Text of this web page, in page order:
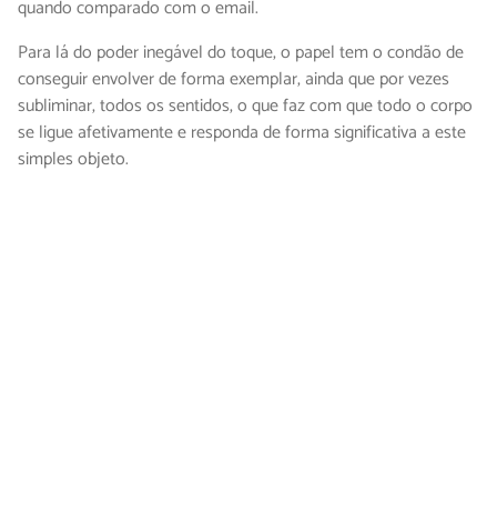
quando comparado com o email.
Para lá do poder inegável do toque, o papel tem o condão de
conseguir envolver de forma exemplar, ainda que por vezes
subliminar, todos os sentidos, o que faz com que todo o corpo
se ligue afetivamente e responda de forma significativa a este
simples objeto.